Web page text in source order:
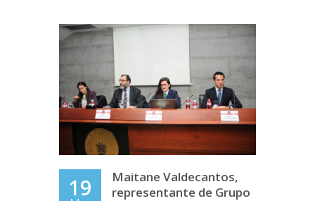
19
Maitane Valdecantos,
representante de Grupo